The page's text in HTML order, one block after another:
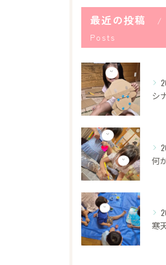
最近の投稿
Posts
シ
何
寒